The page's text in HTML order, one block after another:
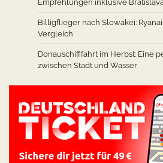
Empfehlungen inklusive
Billigflieger nach Slowakei:
Vergleich
Donauschifffahrt im Herbst: Eine
zwischen Stadt und Wasser